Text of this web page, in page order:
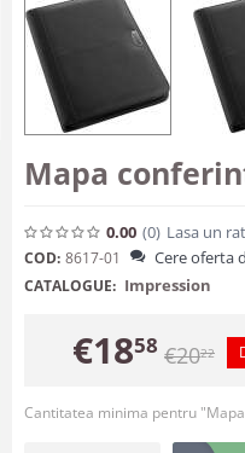
Mapa
0.00 (0) Lasa un
COD: 8617-01 Cere oferta
CATALOGUE: Impression
€1858 €2022
Cantitatea minima pentru